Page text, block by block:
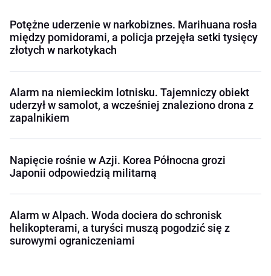
Potężne uderzenie w narkobiznes. Marihuana rosła
między pomidorami, a policja przejęła setki tysięcy
złotych w narkotykach
Alarm na niemieckim lotnisku. Tajemniczy obiekt
uderzył w samolot, a wcześniej znaleziono drona z
zapalnikiem
Napięcie rośnie w Azji. Korea Północna grozi
Japonii odpowiedzią militarną
Alarm w Alpach. Woda dociera do schronisk
helikopterami, a turyści muszą pogodzić się z
surowymi ograniczeniami